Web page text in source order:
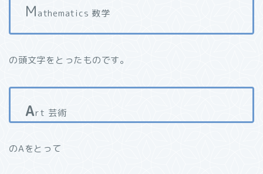
Mathematics 数学
の頭文字をとったものです。
Art 芸術
のAをとって